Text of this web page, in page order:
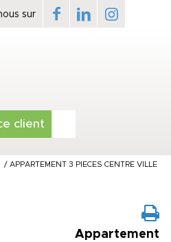
client
/ APPARTEMENT 3 PIECES CENTRE VILLE
Appartement